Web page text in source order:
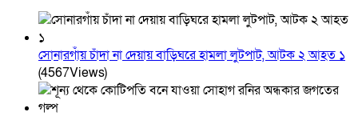
সোনারগাঁয় চাঁদা না দেয়ায় বাড়িঘরে হামলা লুটপাট, আটক ২ আহত ১
(4567Views)